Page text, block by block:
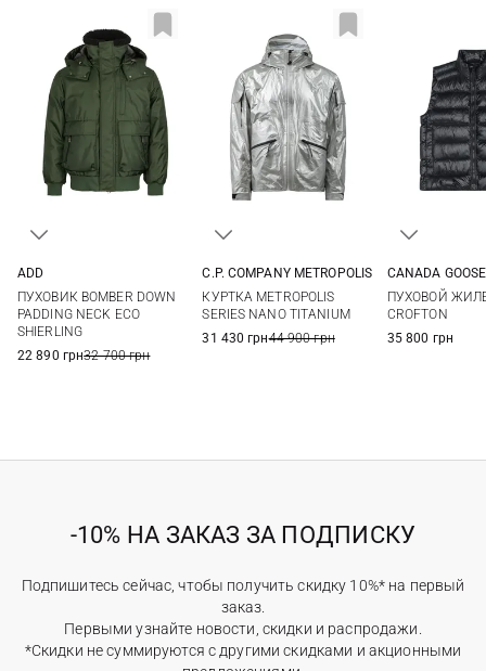
ADD
ПУХОВИК BOMBER DOWN
PADDING NECK ECO
SHIERLING
22 890 грн32 700 грн
C.P. COMPANY METROPOLIS
КУРТКА METROPOLIS
SERIES NANO TITANIUM
31 430 грн44 900 грн
3XL
CANADA GOOSE
ПУХОВОЙ
CROFTON
35 800 грн
-10% НА ЗАКАЗ ЗА ПОДПИСКУ
Подпишитесь сейчас, чтобы получить скидку 10%* на первый
заказ.
Первыми узнайте новости, скидки и распродажи.
*Скидки не суммируются с другими скидками и акционными